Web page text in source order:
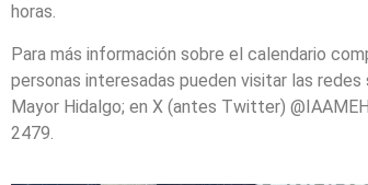
horas.
Para más información sobre el calendario
personas interesadas pueden visitar las
Mayor Hidalgo; en X (antes Twitter)
2479.